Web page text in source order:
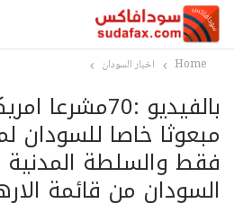
Home اخبار السودان
بالفيديو
مبعوثا خاصا للسودان
فقط والسلطة
السودان من قائمة